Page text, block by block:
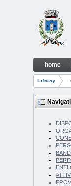
home
Liferay
ENTI